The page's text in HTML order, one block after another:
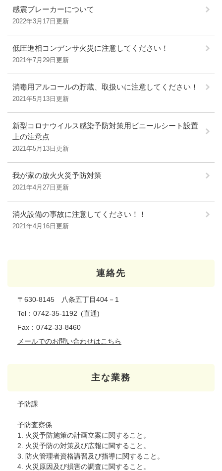
感震ブレーカーについて
2022年3月17日更新
低圧進相コンデンサ火災に注意してください！
2021年7月29日更新
消毒用アルコールの貯蔵、取扱いに注意してください！
2021年5月13日更新
新型コロナウイルス感染予防対策用ビニールシート設置
上の注意点
2021年5月13日更新
我が家の放火火災予防対策
2021年4月27日更新
消火設備の事故に注意してください！！
2021年4月16日更新
連絡先
〒630-8145 八条五丁目404－1
Tel：0742-35-1192
直通
Fax：0742-33-8460
メールでのお問い合わせはこちら
主な業務
予防課
予防査察係
1. 火災予防施策の計画立案に関すること。
2. 火災予防の対策及び広報に関すること。
3. 防火管理者資格講習及び指導に関すること。
4. 火災原因及び損害の調査に関すること。